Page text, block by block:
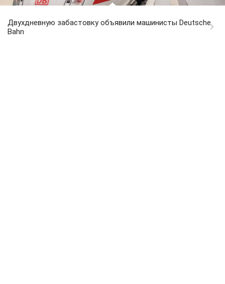
Двухдневную забастовку объявили машинисты Deutsche
Bahn